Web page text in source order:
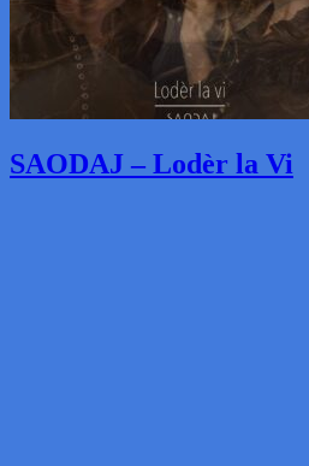
SAODAJ – Lodèr la Vi